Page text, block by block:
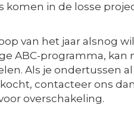
komen in de losse
van het jaar alsnog
ABC-programma, kan
Als je ondertussen
contacteer ons
overschakeling.